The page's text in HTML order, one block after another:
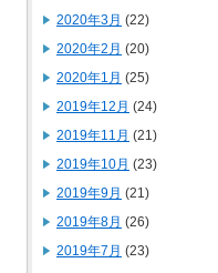
2020年3月 (22)
2020年2月 (20)
2020年1月 (25)
2019年12月 (24)
2019年11月 (21)
2019年10月 (23)
2019年9月 (21)
2019年8月 (26)
2019年7月 (23)